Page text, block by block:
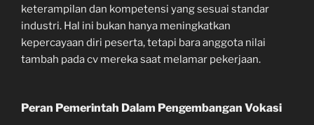
keterampilan dan kompetensi yang sesuai standar
industri. Hal ini bukan hanya meningkatkan
kepercayaan diri peserta, tetapi bara anggota nilai
tambah pada cv mereka saat melamar pekerjaan.
Peran Pemerintah Dalam Pengembangan Vokasi